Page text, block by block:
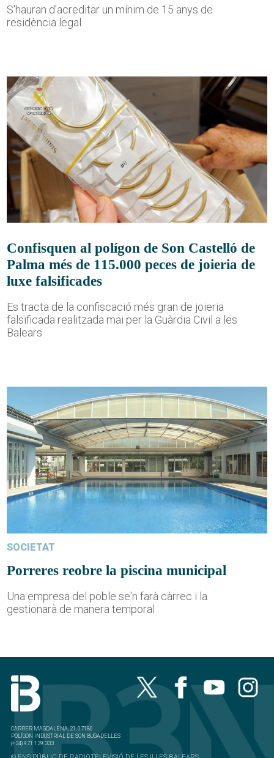
S'hauran d'acreditar un mínim de 15 anys de
residència legal
Confisquen al polígon de Son Castelló de
Palma més de 115.000 peces de joieria de
luxe falsificades
Es tracta de la confiscació més gran de joieria
falsificada realitzada mai per la Guàrdia Civil a les
Balears
SOCIETAT
Porreres reobre la piscina municipal
Una empresa del poble se'n farà càrrec i la
gestionarà de manera temporal
CARRER MAGDALENA, 21, 07180
POLÍGON INDUSTRIAL DE SON BUGADELLES
(+34) 971 139 333